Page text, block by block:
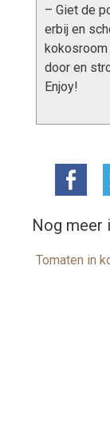
– Giet de
erbij en
door en
Enjoy!
Nog meer
Tomaten in